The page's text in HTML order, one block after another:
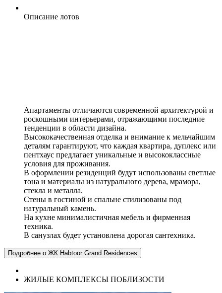
Описание лотов
Апартаменты отличаются современной архитектурой и
роскошными интерьерами, отражающими последние
тенденции в области дизайна.
Высококачественная отделка и внимание к мельчайшим
деталям гарантируют, что каждая квартира, дуплекс или
пентхаус предлагает уникальные и высококлассные
условия для проживания.
В оформлении резиденций будут использованы светлые
тона и материалы из натурального дерева, мрамора,
стекла и металла.
Стены в гостиной и спальне стилизованы под
натуральный камень.
На кухне минималистичная мебель и фирменная
техника.
В санузлах будет установлена ​​дорогая сантехника.
Подробнее о ЖК Habtoor Grand Residences
ЖИЛЫЕ КОМПЛЕКСЫ ПОБЛИЗОСТИ